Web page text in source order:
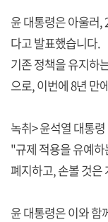
윤 대통령은 아울러,
다고 발표했습니다.
기존 정책을 유지하
으로, 이번에 8년 만
녹취> 윤석열 대통령
"규제 적용을 유예
폐지하고, 손볼 것
윤 대통령은 이와 함